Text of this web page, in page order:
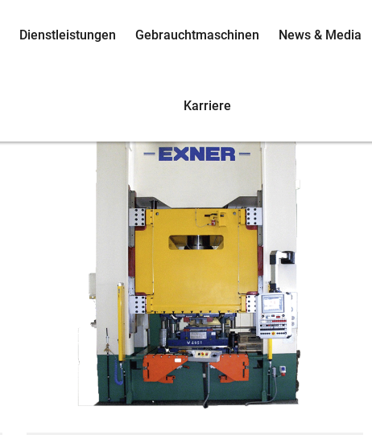
Dienstleistungen Gebrauchtmaschinen News & Media
Karriere